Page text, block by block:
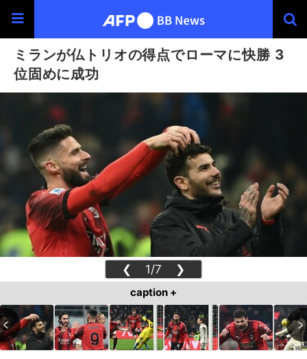
ミランが仏トリオの得点でローマに快勝 3
位固めに成功
❮ 1/7 ❯
caption +